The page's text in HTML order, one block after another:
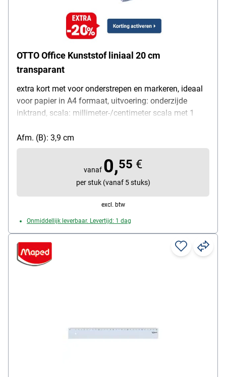
OTTO Office Kunststof liniaal 20 cm
transparant
extra kort met voor onderstrepen en markeren, ideaal
voor papier in A4 formaat, uitvoering: onderzijde
inktrand, scala: millimeter-/centimeter scala met 1
hoogte van het liniaal: ca. 2 mm, breedte: ca. 39 mm,
totaal lengte van het liniaal: 22,8 cm, lengte van het
Afm. (B): 3,9 cm
vanaf 0,55 €
per stuk (vanaf 5 stuks)
excl. btw
Onmiddellijk leverbaar. Levertijd: 1 dag